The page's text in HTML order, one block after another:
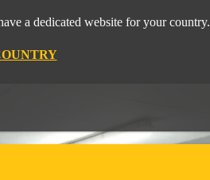
a dedicated website for your country.